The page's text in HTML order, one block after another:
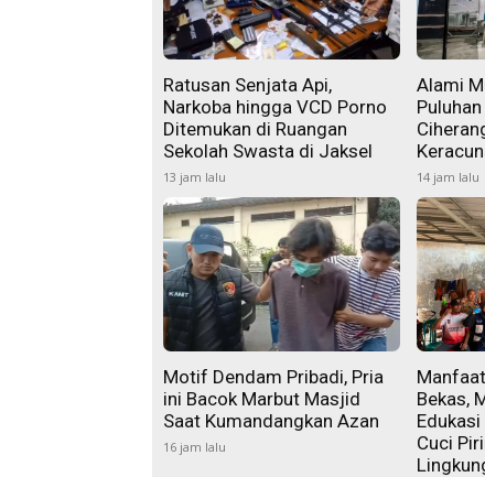
Ratusan Senjata Api,
Narkoba hingga VCD Porno
Ditemukan di Ruangan
Sekolah Swasta di Jaksel
13 jam lalu
Alami
14 jam lalu
Motif Dendam Pribadi, Pria
ini Bacok Marbut Masjid
Saat Kumandangkan Azan
16 jam lalu
Bekas,
Cuci